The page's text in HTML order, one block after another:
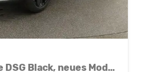
1.5 eTSI 110 kW R-Line DSG Black, neues Modell, 19-Zoll, Winter, sofort